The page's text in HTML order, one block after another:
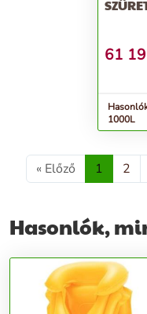
61
1000L
« Előző 1 2
Hasonlók,